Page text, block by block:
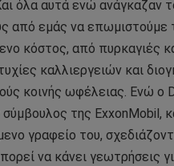
όλα αυτά ενώ ανάγκαζαν
από εμάς να επωμιστούμε
κόστος, από πυρκαγιές
καλλιεργειών και
κοινής ωφέλειας. Ενώ ο
της ExxonMobil,
γραφείο του,
να κάνει γεωτρήσεις